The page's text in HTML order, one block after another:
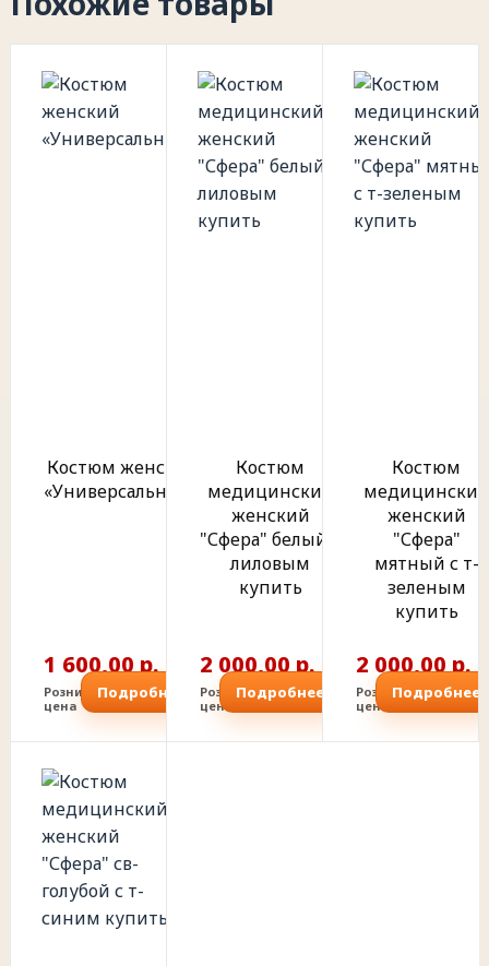
Костюм женский
«Универсальный»
1 600,00 р.
Розничная
цена
Подробнее
Костюм
медицинский
женский
"Сфера" белый с
лиловым
купить
2 000,00 р.
Розничная
цена
Подробнее
Костюм
медицинский
женский
"Сфера"
мятный с т-
зеленым
купить
2 000,00 р.
Розничная
цена
Подробнее